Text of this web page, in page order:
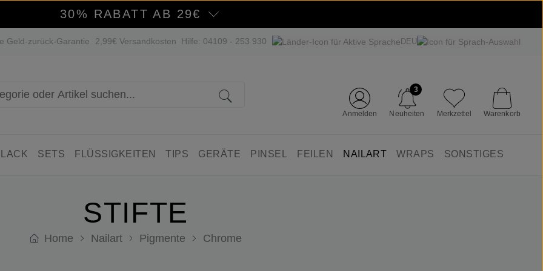
30% RABATT AB 29€
Geld-zurück-Garantie 2,99€ Versandkosten Hilfe: 04109 - 253 930 DEU
Anmelden Neuheiten
3
Merkzettel Warenkorb
SETS FLÜSSIGKEITEN TIPS GERÄTE PINSEL FEILEN NAILART WRAPS SONSTIGES
STIFTE
Home Nailart Pigmente Chrome